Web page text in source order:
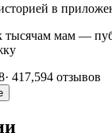
в
тысячам мам —
· 417,594 отзывов